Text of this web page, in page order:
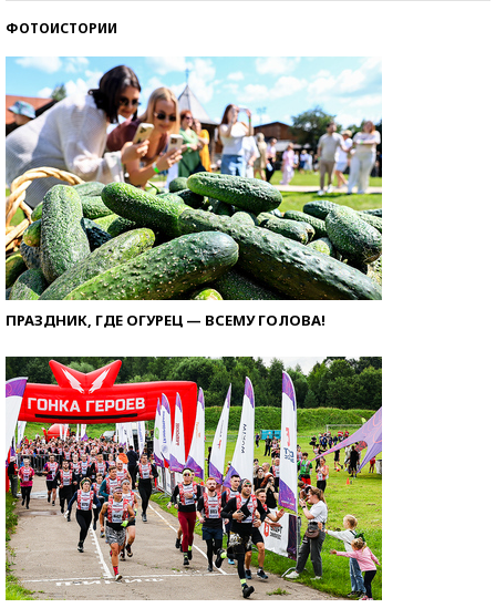
ФОТОИСТОРИИ
ПРАЗДНИК, ГДЕ ОГУРЕЦ — ВСЕМУ ГОЛОВА!